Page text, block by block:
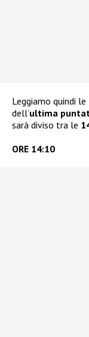
Leggiamo quindi le
dell’ultima
sarà diviso tra le
ORE 14:10